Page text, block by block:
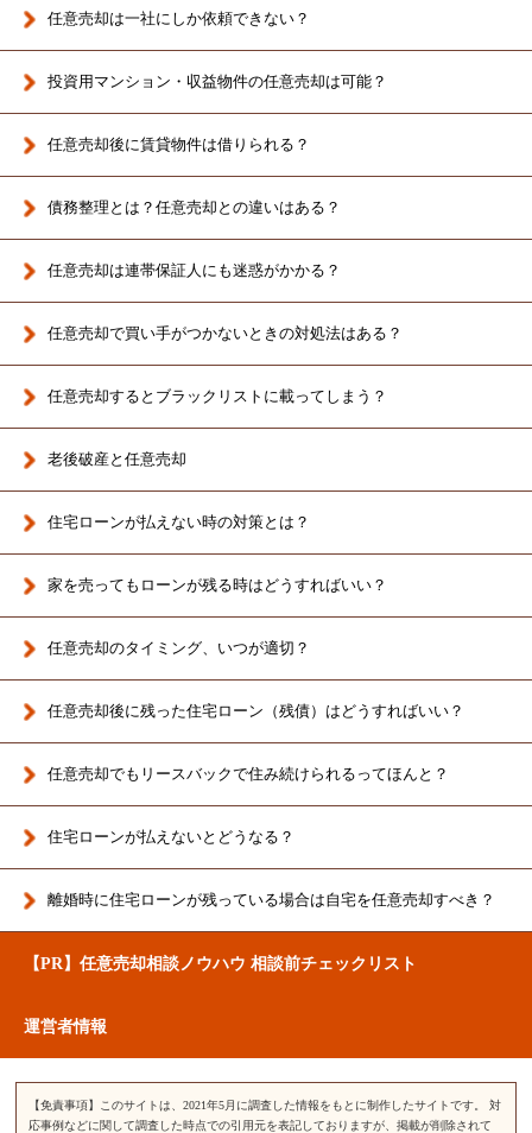
任意売却は一社にしか依頼できない？
投資用マンション・収益物件の任意売却は可能？
任意売却後に賃貸物件は借りられる？
債務整理とは？任意売却との違いはある？
任意売却は連帯保証人にも迷惑がかかる？
任意売却で買い手がつかないときの対処法はある？
任意売却するとブラックリストに載ってしまう？
老後破産と任意売却
住宅ローンが払えない時の対策とは？
家を売ってもローンが残る時はどうすればいい？
任意売却のタイミング、いつが適切？
任意売却後に残った住宅ローン（残債）はどうすればいい？
任意売却でもリースバックで住み続けられるってほんと？
住宅ローンが払えないとどうなる？
離婚時に住宅ローンが残っている場合は自宅を任意売却すべき？
【PR】任意売却相談ノウハウ 相談前チェックリスト
運営者情報
【免責事項】このサイトは、2021年5月に調査した情報をもとに制作したサイトです。 対
応事例などに関して調査した時点での引用元を表記しておりますが、掲載が削除されて